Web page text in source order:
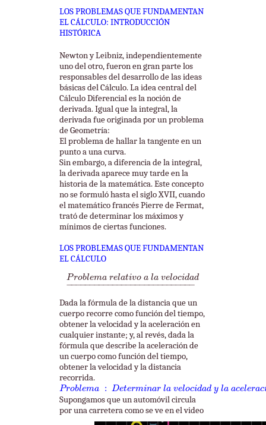
LOS PROBLEMAS QUE FUNDAMENTAN
EL CÁLCULO: INTRODUCCIÓN
HISTÓRICA
Newton y Leibniz, independientemente
uno del otro, fueron en gran parte los
responsables del desarrollo de las ideas
básicas del Cálculo. La idea central del
Cálculo Diferencial es la noción de
derivada. Igual que la integral, la
derivada fue originada por un problema
de Geometría:
El problema de hallar la tangente en un
punto a una curva.
Sin embargo, a diferencia de la integral,
la derivada aparece muy tarde en la
historia de la matemática. Este concepto
no se formuló hasta el siglo XVII, cuando
el matemático francés Pierre de Fermat,
trató de determinar los máximos y
mínimos de ciertas funciones.
LOS PROBLEMAS QUE FUNDAMENTAN
EL CÁLCULO
Problema relativo a la velocidad
−−−−−−−−−−−−−−−−−−−−−−−−−−−−
Problem a relativo a l a velocidad_
Dada la fórmula de la distancia que un
cuerpo recorre como función del tiempo,
obtener la velocidad y la aceleración en
cualquier instante; y, al revés, dada la
fórmula que describe la aceleración de
un cuerpo como función del tiempo,
obtener la velocidad y la distancia
recorrida.
Problema : Determinar la velocidad y la acelerac
Problema ete m r ve d d y a c c
Supongamos que un automóvil circula
por una carretera como se ve en el video